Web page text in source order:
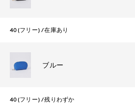
40(フリー) 在庫あり
ブルー
40(フリー) 残りわずか